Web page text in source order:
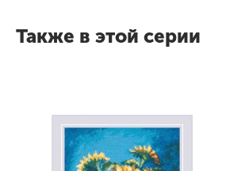
Также в этой серии